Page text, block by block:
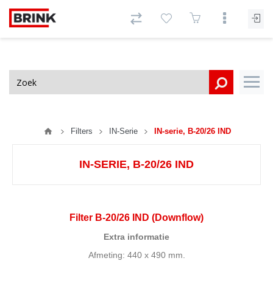
Filters IN-Serie IN-serie, B-20/26 IND
IN-SERIE, B-20/26 IND
Filter B-20/26 IND (Downflow)
Extra informatie
Afmeting: 440 x 490 mm.